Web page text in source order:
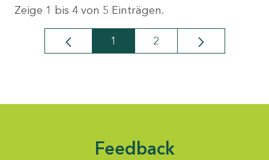
Zeige 1 bis 4 von 5 Einträgen.
Seite
1 Seite
2
Feedback